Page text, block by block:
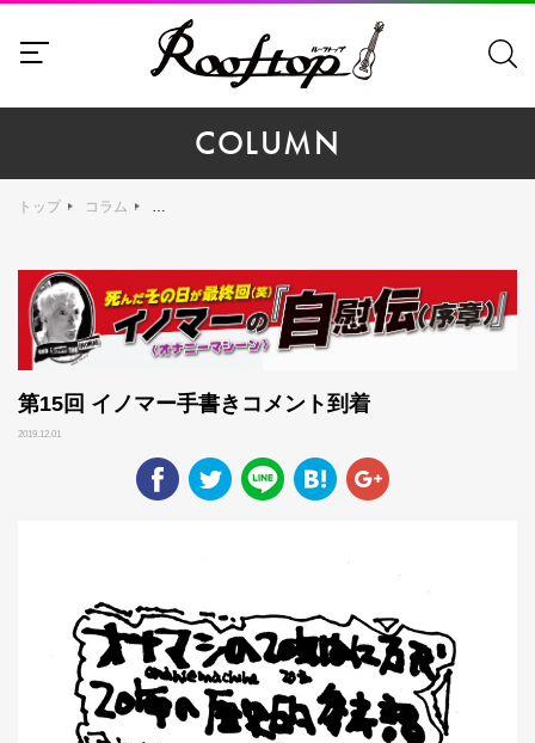
COLUMN
トップ コラム
第15回 イノマー手書きコメント到着
2019.12.01